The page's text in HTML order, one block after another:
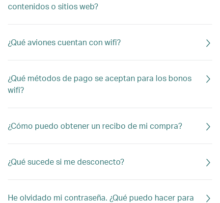
contenidos o sitios web?
¿Qué aviones cuentan con wifi?
¿Qué métodos de pago se aceptan para los bonos
wifi?
¿Cómo puedo obtener un recibo de mi compra?
¿Qué sucede si me desconecto?
He olvidado mi contraseña. ¿Qué puedo hacer para